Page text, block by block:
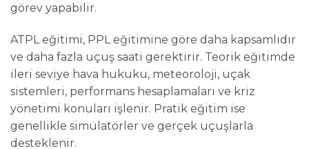
görev yapabilir.
ATPL eğitimi, PPL eğitimine göre daha kapsamlıdır
ve daha fazla uçuş saati gerektirir. Teorik eğitimde
ileri seviye hava hukuku, meteoroloji, uçak
sistemleri, performans hesaplamaları ve kriz
yönetimi konuları işlenir. Pratik eğitim ise
genellikle simülatörler ve gerçek uçuşlarla
desteklenir.